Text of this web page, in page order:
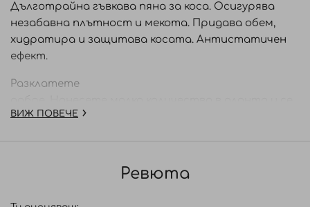
Дълготрайна гъвкава пяна за коса. Осигурява
незабавна плътност и мекота. Придава обем,
хидратира и защитава косата. Антистатичен
ефект.
Разклатете
разнесете върху влажна коса. Изсушете със
Внимание! Изключително запалим аерозол.
ВИЖ ПОВЕЧЕ
Ревюта